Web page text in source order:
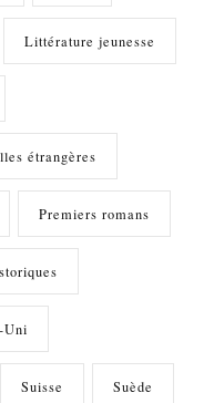
Littérature jeunesse
étrangères
Premiers romans
Uni
Suisse Suède